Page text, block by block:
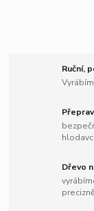
Ruční,
Dřevo